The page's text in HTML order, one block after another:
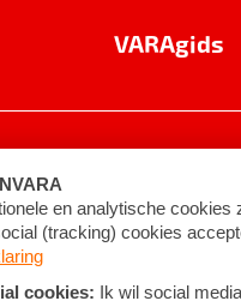
VARAgids
voorwaarden ©